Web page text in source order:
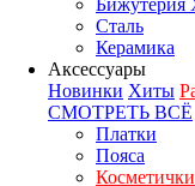
Бижутерия
Сталь
Керамика
Аксессуары
Новинки Хиты
СМОТРЕТЬ ВСЁ
Платки
Пояса
Косметички